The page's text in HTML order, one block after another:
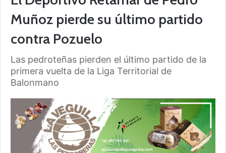
Muñoz pierde su último partido
contra Pozuelo
Las pedroteñas pierden el último partido de la
primera vuelta de la Liga Territorial de
Balonmano